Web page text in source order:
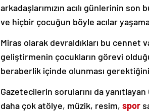
arkadaşlarımızın acılı günlerinin
ve hiçbir çocuğun böyle acılar
Miras olarak devraldıkları bu cennet
geliştirmenin çocukların görevi
beraberlik içinde olunması
Gazetecilerin sorularını da
daha çok atölye, müzik, resim, spor